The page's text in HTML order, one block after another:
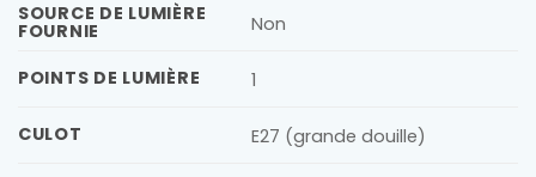
SOURCE DE LUMIÈRE
FOURNIE Non
POINTS DE LUMIÈRE 1
CULOT E27 (grande douille)